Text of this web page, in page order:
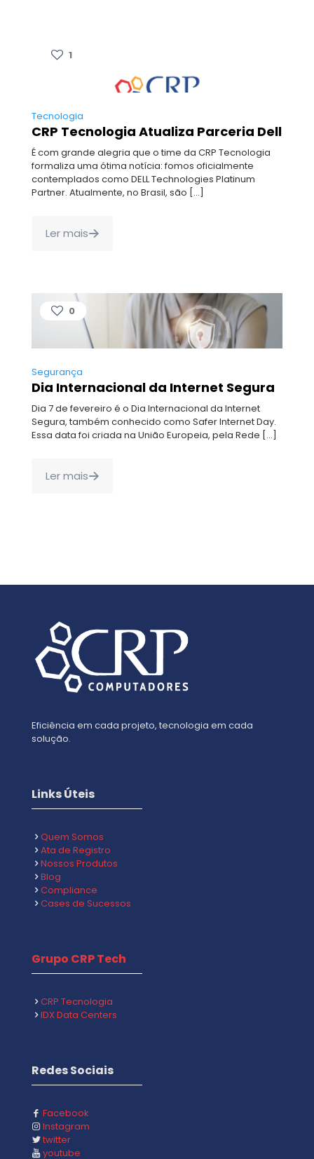
1
Tecnologia
CRP Tecnologia Atualiza Parceria Dell
É com grande alegria que o time da CRP Tecnologia
formaliza uma ótima notícia: fomos oficialmente
contemplados como DELL Technologies Platinum
Partner. Atualmente, no Brasil, são […]
Ler mais
0
Segurança
Dia Internacional da Internet Segura
Dia 7 de fevereiro é o Dia Internacional da Internet
Segura, também conhecido como Safer Internet Day.
Essa data foi criada na União Europeia, pela Rede […]
Ler mais
Eficiência em cada projeto, tecnologia em cada
solução.
Links Úteis
Quem Somos
Ata de Registro
Nossos Produtos
Blog
Compliance
Cases de Sucessos
Grupo CRP Tech
CRP Tecnologia
IDX Data Centers
Redes Sociais
Facebook
Instagram
twitter
youtube